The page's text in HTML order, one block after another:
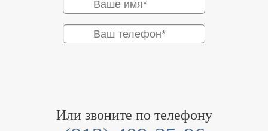
Или звоните по телефону